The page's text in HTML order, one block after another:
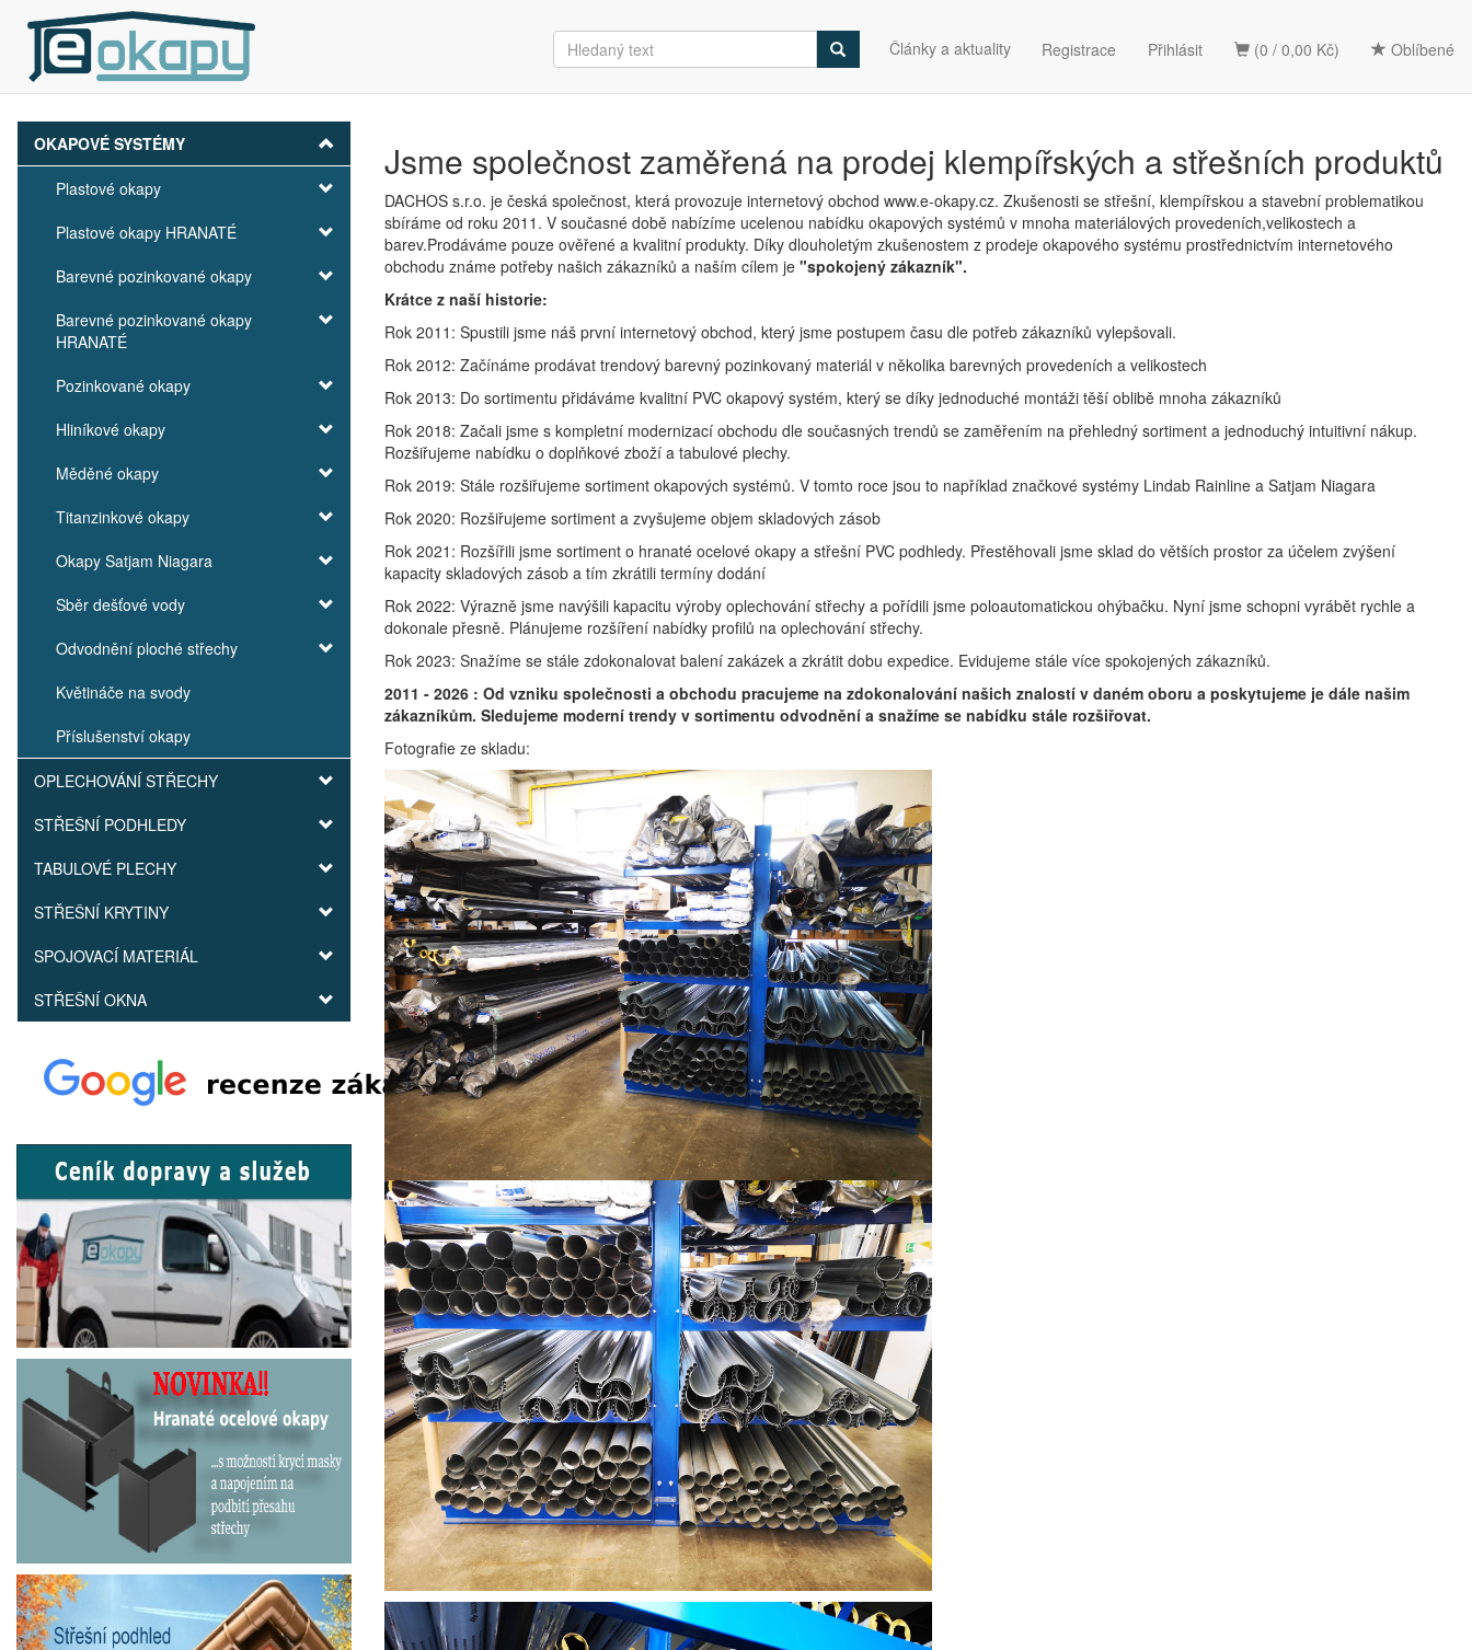
(0 / 0,00 Kč) Oblíbené
Články a aktuality Registrace Přihlásit
OKAPOVÉ SYSTÉMY
Plastové okapy
Plastové okapy HRANATÉ
Barevné pozinkované okapy
Barevné pozinkované okapy
HRANATÉ
Pozinkované okapy
Hliníkové okapy
Měděné okapy
Titanzinkové okapy
Okapy Satjam Niagara
Sběr dešťové vody
Odvodnění ploché střechy
Květináče na svody
Příslušenství okapy
OPLECHOVÁNÍ STŘECHY
STŘEŠNÍ PODHLEDY
TABULOVÉ PLECHY
STŘEŠNÍ KRYTINY
SPOJOVACÍ MATERIÁL
STŘEŠNÍ OKNA
Jsme společnost zaměřená na prodej klempířských a střešních produktů
DACHOS s.r.o. je česká společnost, která provozuje internetový obchod www.e-okapy.cz. Zkušenosti se střešní, klempířskou a stavební problematikou
sbíráme od roku 2011. V současné době nabízíme ucelenou nabídku okapových systémů v mnoha materiálových provedeních,velikostech a
barev.Prodáváme pouze ověřené a kvalitní produkty. Díky dlouholetým zkušenostem z prodeje okapového systému prostřednictvím internetového
obchodu známe potřeby našich zákazníků a naším cílem je "spokojený zákazník".
Krátce z naší historie:
Rok 2011: Spustili jsme náš první internetový obchod, který jsme postupem času dle potřeb zákazníků vylepšovali.
Rok 2012: Začínáme prodávat trendový barevný pozinkovaný materiál v několika barevných provedeních a velikostech
Rok 2013: Do sortimentu přidáváme kvalitní PVC okapový systém, který se díky jednoduché montáži těší oblibě mnoha zákazníků
Rok 2018: Začali jsme s kompletní modernizací obchodu dle současných trendů se zaměřením na přehledný sortiment a jednoduchý intuitivní nákup.
Rozšiřujeme nabídku o doplňkové zboží a tabulové plechy.
Rok 2019: Stále rozšiřujeme sortiment okapových systémů. V tomto roce jsou to například značkové systémy Lindab Rainline a Satjam Niagara
Rok 2020: Rozšiřujeme sortiment a zvyšujeme objem skladových zásob
Rok 2021: Rozšířili jsme sortiment o hranaté ocelové okapy a střešní PVC podhledy. Přestěhovali jsme sklad do větších prostor za účelem zvýšení
kapacity skladových zásob a tím zkrátili termíny dodání
Rok 2022: Výrazně jsme navýšili kapacitu výroby oplechování střechy a pořídili jsme poloautomatickou ohýbačku. Nyní jsme schopni vyrábět rychle a
dokonale přesně. Plánujeme rozšíření nabídky profilů na oplechování střechy.
Rok 2023: Snažíme se stále zdokonalovat balení zakázek a zkrátit dobu expedice. Evidujeme stále více spokojených zákazníků.
2011 - 2026 : Od vzniku společnosti a obchodu pracujeme na zdokonalování našich znalostí v daném oboru a poskytujeme je dále našim
zákazníkům. Sledujeme moderní trendy v sortimentu odvodnění a snažíme se nabídku stále rozšiřovat.
Fotografie ze skladu: